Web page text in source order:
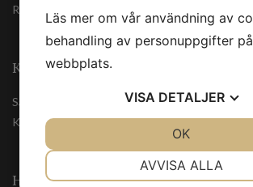
Registrera
KUNDSERVICE
Säkerhetsdatablad
Kontakta oss
HANDLA TRYGGT
Läs mer om vår användning av
behandling av personuppgifter
webbplats.
VISA DETALJER
AVVISA ALLA
OK